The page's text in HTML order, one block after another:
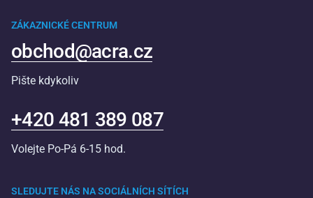
SLEDUJTE NÁS NA SOCIÁLNÍCH SÍTÍCH
ZÁKAZNICKÉ CENTRUM
obchod@acra.cz
Pište kdykoliv
+420 481 389 087
Volejte Po-Pá 6-15 hod.